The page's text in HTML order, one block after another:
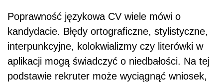
Poprawność językowa CV wiele mówi o
kandydacie. Błędy ortograficzne, stylistyczne,
interpunkcyjne, kolokwializmy czy literówki w
aplikacji mogą świadczyć o niedbałości. Na tej
podstawie rekruter może wyciągnąć wniosek,